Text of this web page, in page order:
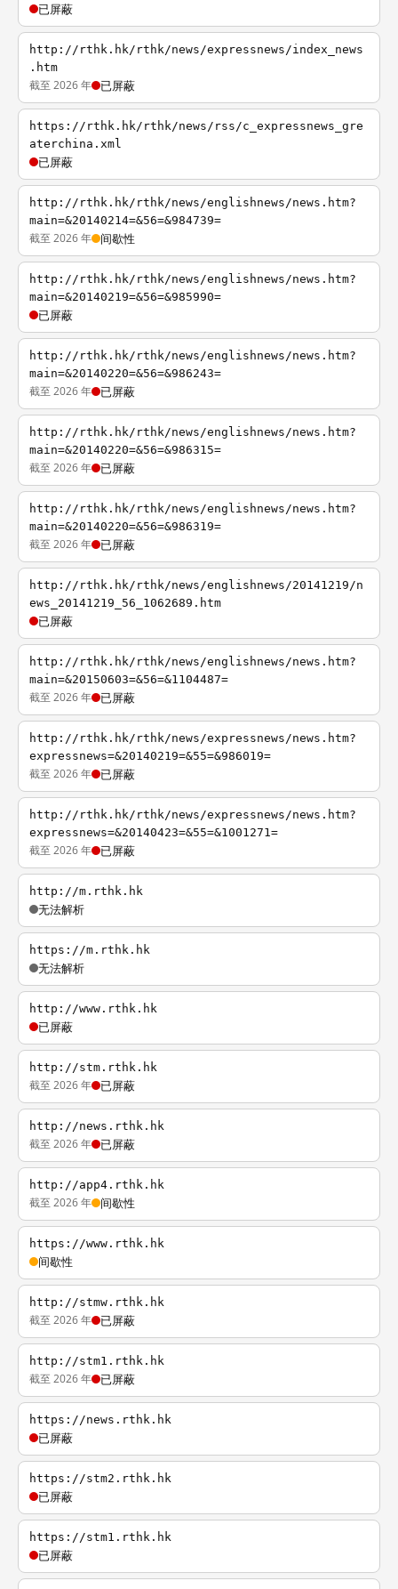
已屏蔽
http://rthk.hk/rthk/news/expressnews/index_news
.htm
截至 2026 年 已屏蔽
https://rthk.hk/rthk/news/rss/c_expressnews_gre
aterchina.xml
已屏蔽
http://rthk.hk/rthk/news/englishnews/news.htm?
main=&20140214=&56=&984739=
截至 2026 年 间歇性
http://rthk.hk/rthk/news/englishnews/news.htm?
main=&20140219=&56=&985990=
已屏蔽
http://rthk.hk/rthk/news/englishnews/news.htm?
main=&20140220=&56=&986243=
截至 2026 年 已屏蔽
http://rthk.hk/rthk/news/englishnews/news.htm?
main=&20140220=&56=&986315=
截至 2026 年 已屏蔽
http://rthk.hk/rthk/news/englishnews/news.htm?
main=&20140220=&56=&986319=
截至 2026 年 已屏蔽
http://rthk.hk/rthk/news/englishnews/20141219/n
ews_20141219_56_1062689.htm
已屏蔽
http://rthk.hk/rthk/news/englishnews/news.htm?
main=&20150603=&56=&1104487=
截至 2026 年 已屏蔽
http://rthk.hk/rthk/news/expressnews/news.htm?
expressnews=&20140219=&55=&986019=
截至 2026 年 已屏蔽
http://rthk.hk/rthk/news/expressnews/news.htm?
expressnews=&20140423=&55=&1001271=
截至 2026 年 已屏蔽
http://m.rthk.hk
无法解析
https://m.rthk.hk
无法解析
http://www.rthk.hk
已屏蔽
http://stm.rthk.hk
截至 2026 年 已屏蔽
http://news.rthk.hk
截至 2026 年 已屏蔽
http://app4.rthk.hk
截至 2026 年 间歇性
https://www.rthk.hk
间歇性
http://stmw.rthk.hk
截至 2026 年 已屏蔽
http://stm1.rthk.hk
截至 2026 年 已屏蔽
https://news.rthk.hk
已屏蔽
https://stm2.rthk.hk
已屏蔽
https://stm1.rthk.hk
已屏蔽